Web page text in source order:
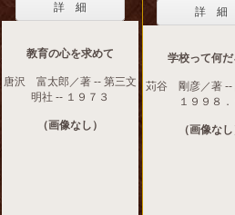
詳 細
教育の心を求めて
唐沢 富太郎／著 -- 第三文
明社 -- １９７３
（画像なし）
詳 細
学校って何だ
苅谷 剛彦／著 --
１９９８．
（画像なし